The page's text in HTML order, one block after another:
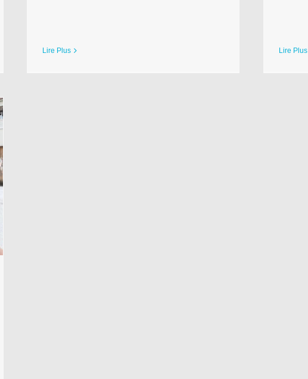
Lire Plus Lire Plus